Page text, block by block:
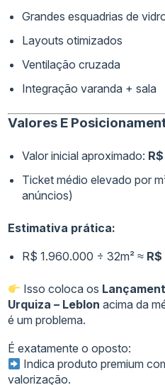
Grandes esquadrias de
Layouts otimizados
Ventilação cruzada
Integração varanda + sala
Valores E
Valor inicial aproximado:
Ticket médio elevado por
anúncios)
Estimativa prática:
R$ 1.960.000 ÷ 32m² ≈
Isso coloca os
Urquiza – Leblon acima da
é um problema.
É exatamente o oposto:
Indica produto premium
valorização.